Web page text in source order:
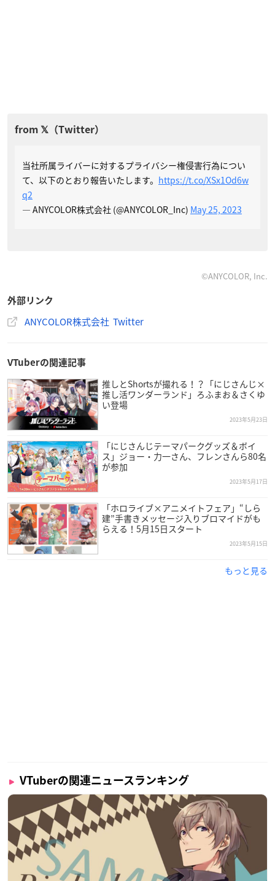
当社所属ライバーに対するプライバシー権侵害行為につい
て、以下のとおり報告いたします。 https://t.co/XSx1Od6w
q2
— ANYCOLOR株式会社 (@ANYCOLOR_Inc) May 25, 2023
©ANYCOLOR, Inc.
外部リンク
ANYCOLOR株式会社 Twitter
VTuberの関連記事
推しとShortsが撮れる！？「にじさんじ×
推し活ワンダーランド」ろふまお＆さくゆ
い登場
2023年5月23日
「にじさんじテーマパークグッズ＆ボイ
ス」ジョー・力一さん、フレンさんら80名
が参加
2023年5月17日
「ホロライブ×アニメイトフェア」“しら
建”手書きメッセージ入りブロマイドがも
らえる！5月15日スタート
2023年5月15日
もっと見る
VTuberの関連ニュースランキング